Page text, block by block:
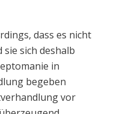
dass es nicht
sich deshalb
in
begeben
vor